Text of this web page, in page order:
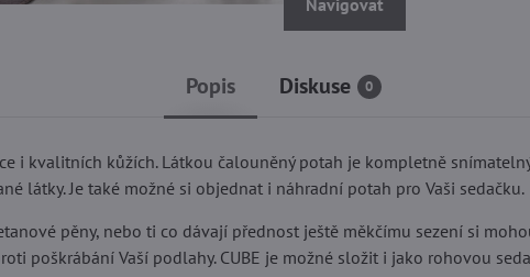
Navigovat
Popis Diskuse 0
i kvalitních kůžích. Látkou čalouněný potah je kompletně
látky. Je také možné si objednat i náhradní potah pro Vaši sedačku.
pěny, nebo ti co dávají přednost ještě měkčímu sezení si
poškrábání Vaší podlahy. CUBE je možné složit i jako rohovou